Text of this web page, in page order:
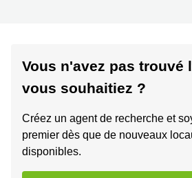
Vous n'avez pas trouvé
vous souhaitiez ?
Créez un agent de recherche et
premier dès que de nouveaux
disponibles.